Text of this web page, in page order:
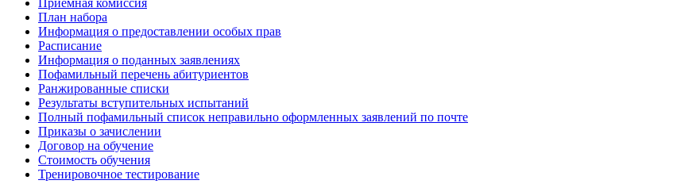
Приемная комиссия
План набора
Информация о предоставлении особых прав
Расписание
Информация о поданных заявлениях
Пофамильный перечень абитуриентов
Ранжированные списки
Результаты вступительных испытаний
Полный пофамильный список неправильно оформленных заявлений по почте
Приказы о зачислении
Договор на обучение
Стоимость обучения
Тренировочное тестирование